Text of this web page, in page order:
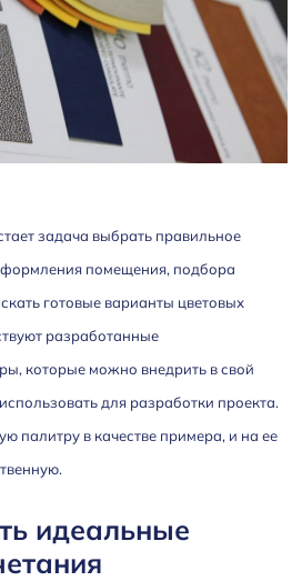
задача выбрать правильное
помещения, подбора
готовые варианты цветовых
разработанные
которые можно внедрить в свой
для разработки проекта.
палитру в качестве примера, и на ее
идеальные